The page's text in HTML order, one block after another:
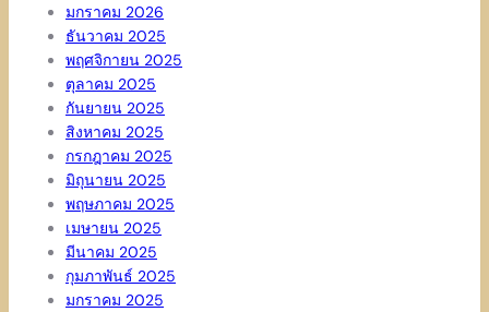
มกราคม 2026
ธันวาคม 2025
พฤศจิกายน 2025
ตุลาคม 2025
กันยายน 2025
สิงหาคม 2025
กรกฎาคม 2025
มิถุนายน 2025
พฤษภาคม 2025
เมษายน 2025
มีนาคม 2025
กุมภาพันธ์ 2025
มกราคม 2025